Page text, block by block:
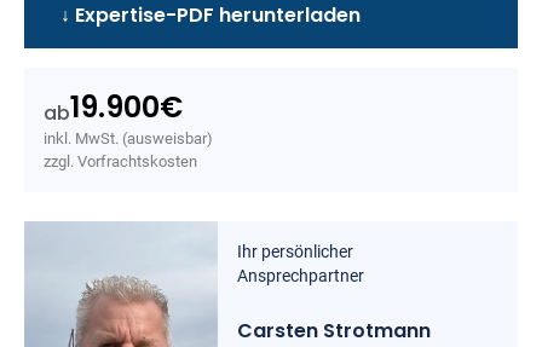
↓ Expertise-PDF herunterladen
ab19.900€
inkl. MwSt. (ausweisbar)
zzgl. Vorfrachtskosten
Ihr persönlicher
Ansprechpartner
Carsten Strotmann